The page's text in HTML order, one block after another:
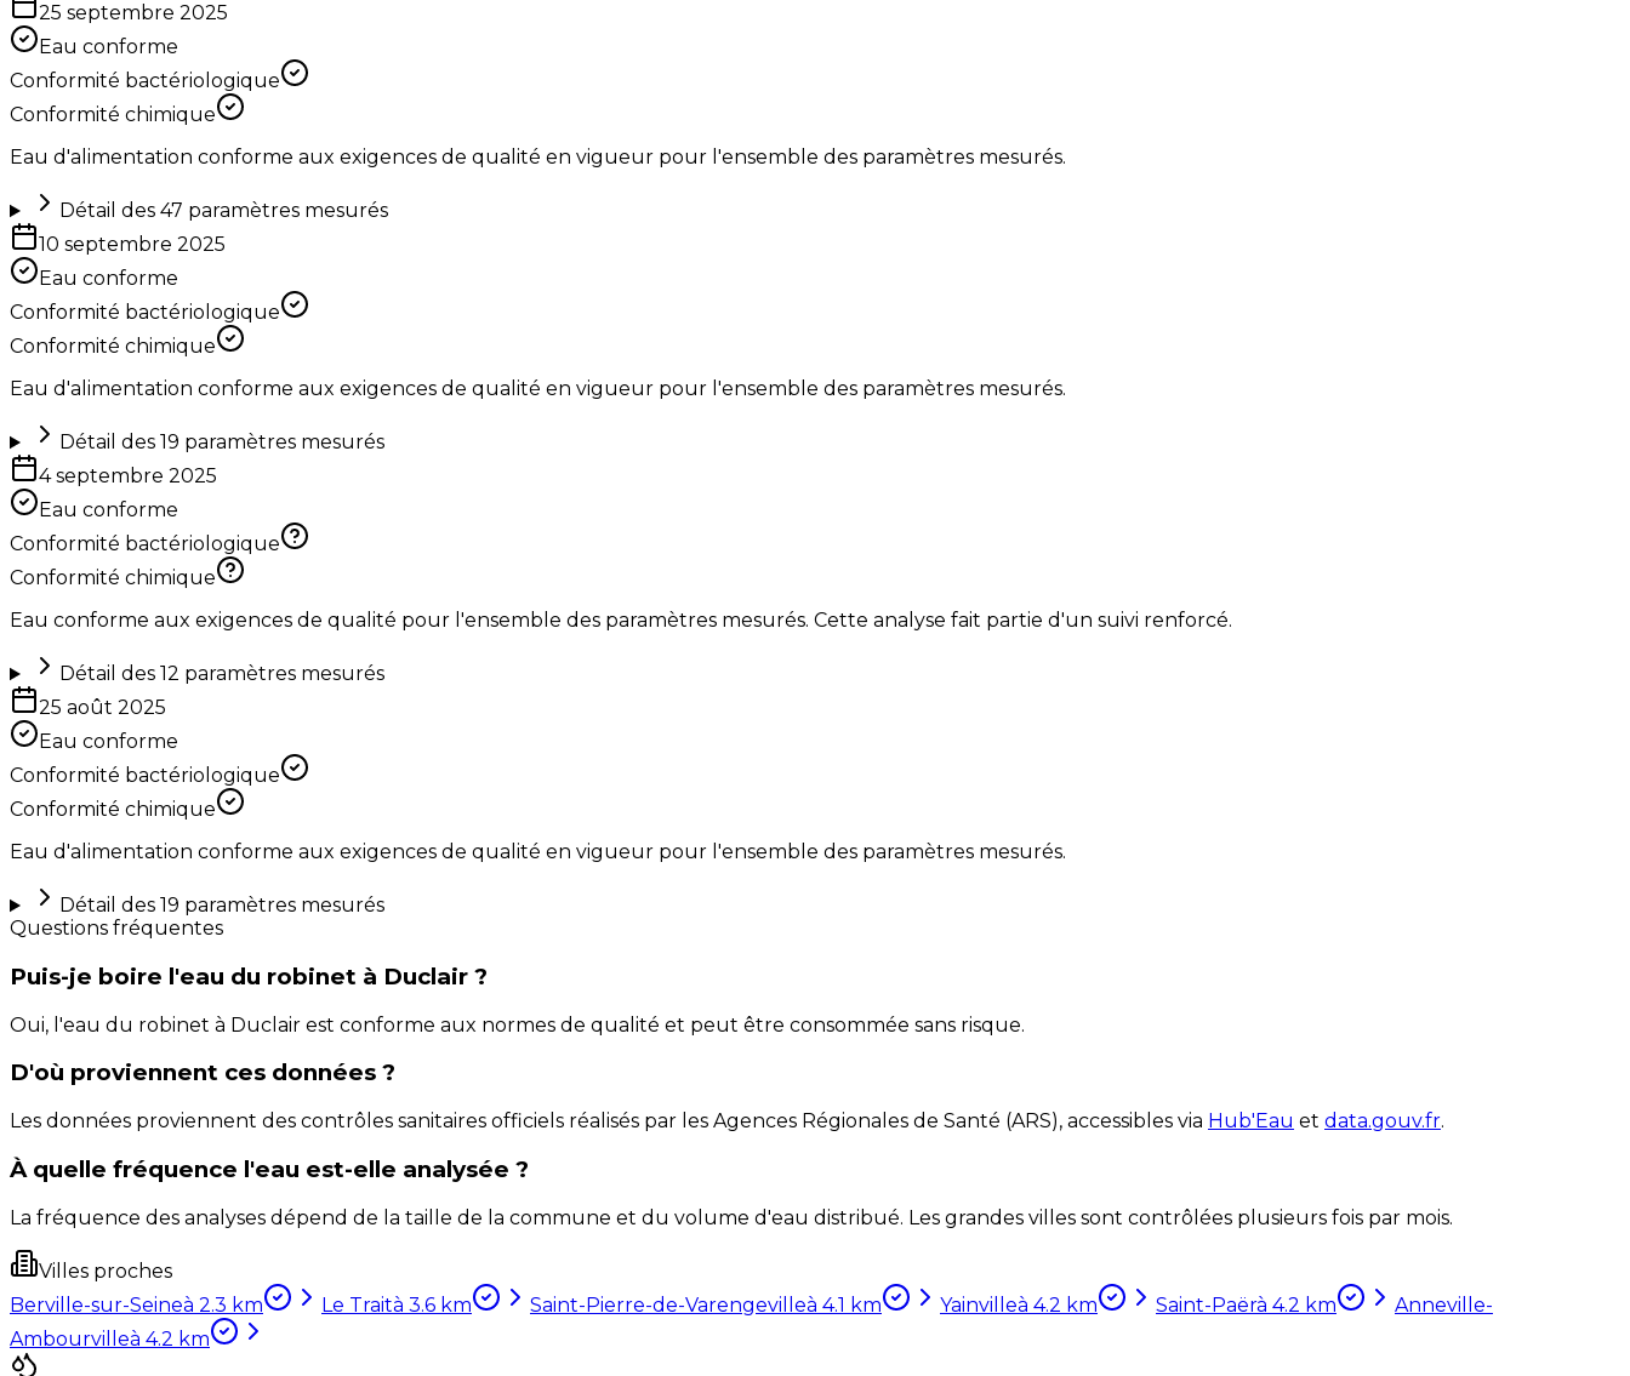
25 septembre 2025
Eau conforme
Conformité bactériologique
Conformité chimique
Eau d'alimentation conforme aux exigences de qualité en vigueur pour l'ensemble des paramètres mesurés.
Détail des 47 paramètres mesurés
10 septembre 2025
Eau conforme
Conformité bactériologique
Conformité chimique
Eau d'alimentation conforme aux exigences de qualité en vigueur pour l'ensemble des paramètres mesurés.
Détail des 19 paramètres mesurés
4 septembre 2025
Eau conforme
Conformité bactériologique
Conformité chimique
Eau conforme aux exigences de qualité pour l'ensemble des paramètres mesurés. Cette analyse fait partie d'un suivi renforcé.
Détail des 12 paramètres mesurés
25 août 2025
Eau conforme
Conformité bactériologique
Conformité chimique
Eau d'alimentation conforme aux exigences de qualité en vigueur pour l'ensemble des paramètres mesurés.
Détail des 19 paramètres mesurés
Questions fréquentes
Puis-je boire l'eau du robinet à Duclair ?
Oui, l'eau du robinet à Duclair est conforme aux normes de qualité et peut être consommée sans risque.
D'où proviennent ces données ?
Les données proviennent des contrôles sanitaires officiels réalisés par les Agences Régionales de Santé (ARS), accessibles via Hub'Eau et data.gouv.fr.
À quelle fréquence l'eau est-elle analysée ?
La fréquence des analyses dépend de la taille de la commune et du volume d'eau distribué. Les grandes villes sont contrôlées plusieurs fois par mois.
Villes proches
Berville-sur-Seineà 2.3 km Le Traità 3.6 km Saint-Pierre-de-Varengevilleà 4.1 km Yainvilleà 4.2 km Saint-Paërà 4.2 km
Anneville-
Ambourvilleà 4.2 km